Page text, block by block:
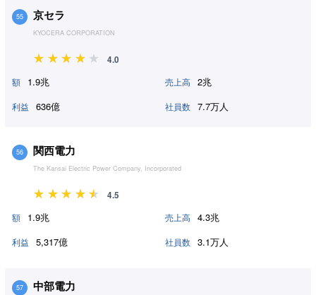
55 京セラ
KYOCERA CORPORATION
4.0
額 1.9兆 売上高 2兆
利益 636億 社員数 7.7万人
56 関西電力
The Kansai Electric Power Company, Incorporated
4.5
額 1.9兆 売上高 4.3兆
利益 5,317億 社員数 3.1万人
57 中部電力